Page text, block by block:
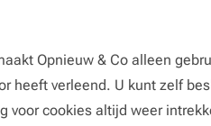
Opnieuw & Co alleen
heeft verleend. U kunt zelf
voor cookies altijd weer